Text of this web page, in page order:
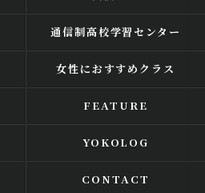
通信制高校学習センター
女性におすすめクラス
FEATURE
YOKOLOG
CONTACT